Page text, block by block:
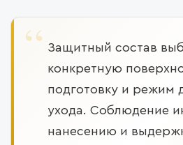
Защитный состав
конкретную
подготовку и режим
ухода. Соблюдение
нанесению и